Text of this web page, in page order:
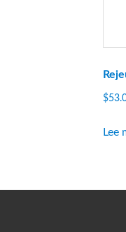
$
Lee